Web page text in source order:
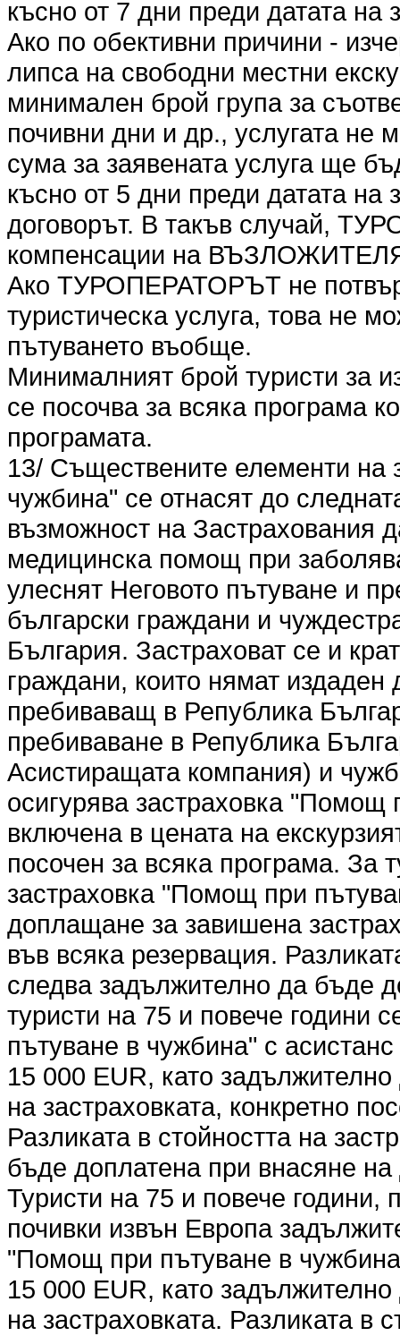
късно от 7 дни преди датата на
Ако по обективни причини -
липса на свободни местни
минимален брой група за
почивни дни и др., услугата не
сума за заявената услуга ще
късно от 5 дни преди датата
договорът. В такъв случай,
компенсации на
Ако ТУРОПЕРАТОРЪТ не
туристическа услуга, това не
пътуването въобще.
Минималният брой туристи за
се посочва за всяка програма
програмата.
13/ Съществените елементи на
чужбина" се отнасят до
възможност на Застрахования
медицинска помощ при
улеснят Неговото пътуване и
български граждани и
България. Застраховат се и
граждани, които нямат
пребиваващ в Република
пребиваване в Република
Асистиращата компания) и
осигурява застраховка "Помощ
включена в цената на
посочен за всяка програма. За
застраховка "Помощ при
доплащане за завишена
във всяка резервация.
следва задължително да бъде
туристи на 75 и повече години
пътуване в чужбина" с
15 000 EUR, като
на застраховката, конкретно
Разликата в стойността на
бъде доплатена при внасяне на
Туристи на 75 и повече
почивки извън Европа
"Помощ при пътуване в
15 000 EUR, като
на застраховката. Разликата в